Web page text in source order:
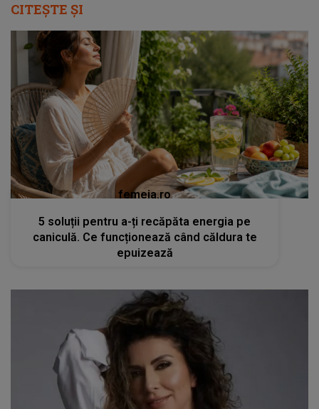
CITEȘTE ȘI
femeia.ro
5 soluții pentru a-ți recăpăta energia pe
caniculă. Ce funcționează când căldura te
epuizează